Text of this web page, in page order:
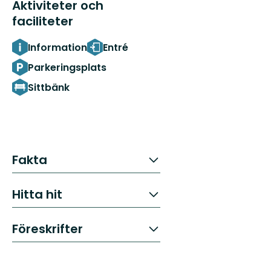
Aktiviteter och
faciliteter
Information
Entré
Parkeringsplats
Sittbänk
Fakta
Hitta hit
Föreskrifter